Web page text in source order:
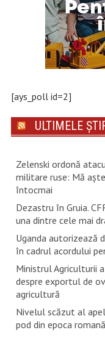
[ays_poll id=2]
ULTIMELE
Zelenski ordonă
militare ruse: Mă
întocmai
Dezastru în Gruia.
una dintre cele mai
Uganda autorizează
în cadrul acordului
Ministrul Agriculturii
despre exportul de
agricultură
Nivelul scăzut al
pod din epoca romană